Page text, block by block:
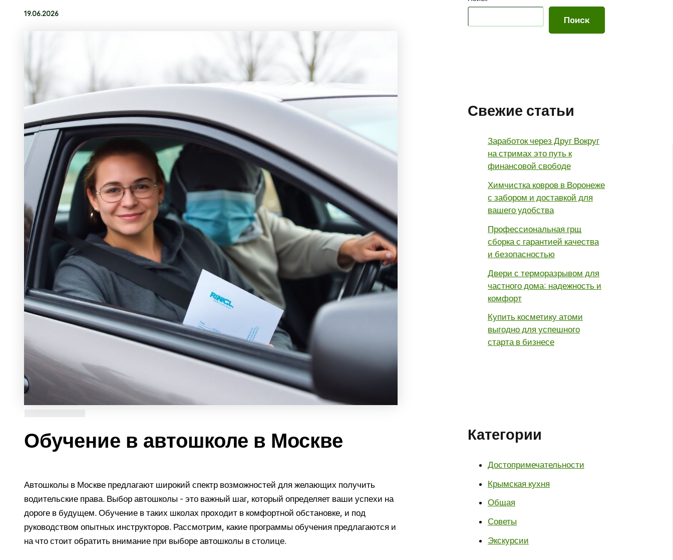
19.06.2026
Обучение в автошколе в Москве
Автошколы в Москве предлагают широкий спектр возможностей для желающих получить
водительские права. Выбор автошколы - это важный шаг, который определяет ваши успехи на
дороге в будущем. Обучение в таких школах проходит в комфортной обстановке, и под
руководством опытных инструкторов. Рассмотрим, какие программы обучения предлагаются и
на что стоит обратить внимание при выборе автошколы в столице.
Поиск
Свежие статьи
Заработок через Друг Вокруг
на стримах это путь к
финансовой свободе
Химчистка ковров в Воронеже
с забором и доставкой для
вашего удобства
Профессиональная грщ
сборка с гарантией качества
и безопасностью
Двери с терморазрывом для
частного дома: надежность и
комфорт
Купить косметику атоми
выгодно для успешного
старта в бизнесе
Категории
Достопримечательности
Крымская кухня
Общая
Советы
Экскурсии